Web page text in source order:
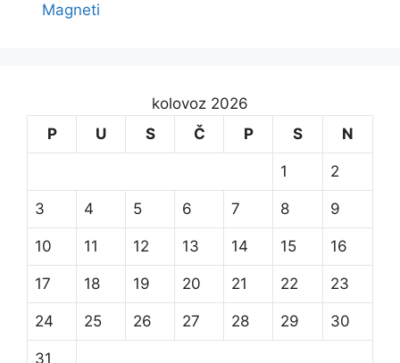
Magneti
kolovoz 2026
P
U S Č P S N
1 2
3 4 5 6 7 8 9
10 11 12 13 14 15 16
17 18 19 20 21 22 23
24 25 26 27 28 29 30
31